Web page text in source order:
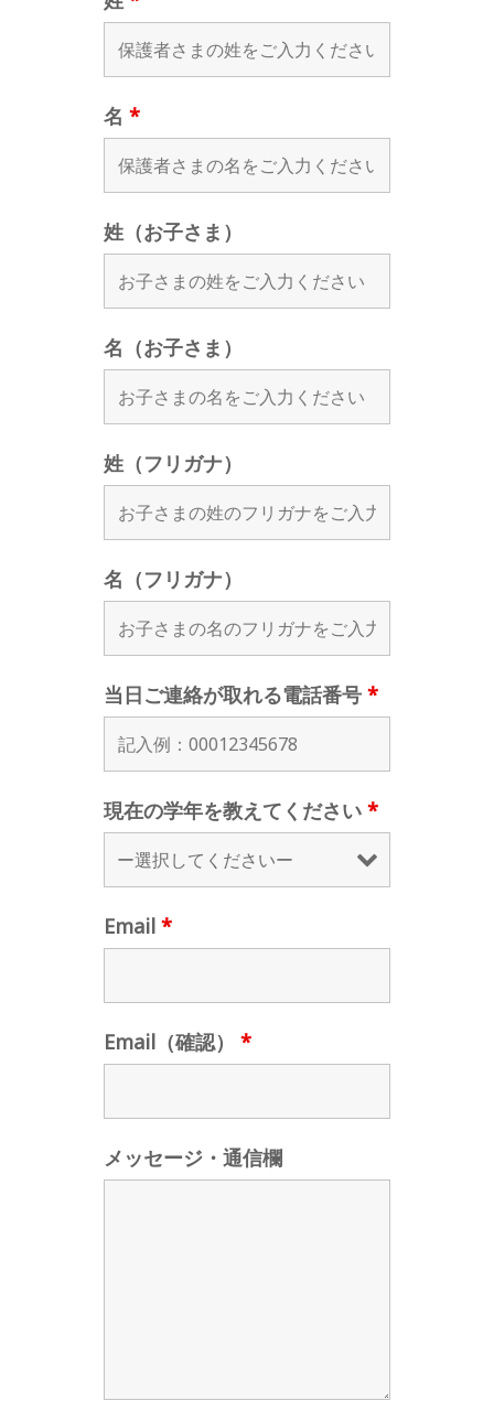
名 *
姓（お子さま）
名（お子さま）
姓（フリガナ）
名（フリガナ）
当日ご連絡が取れる電話番号 *
現在の学年を教えてください *
Email *
Email（確認） *
メッセージ・通信欄